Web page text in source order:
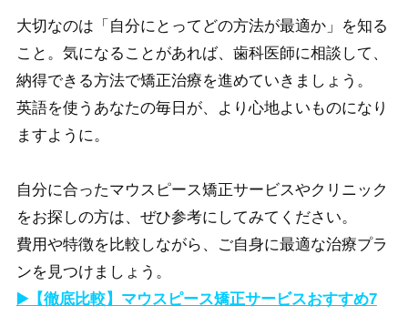
大切なのは「自分にとってどの方法が最適か」を知る
こと。気になることがあれば、歯科医師に相談して、
納得できる方法で矯正治療を進めていきましょう。
英語を使うあなたの毎日が、より心地よいものになり
ますように。
自分に合ったマウスピース矯正サービスやクリニック
をお探しの方は、ぜひ参考にしてみてください。
費用や特徴を比較しながら、ご自身に最適な治療プラ
ンを見つけましょう。
▶️【徹底比較】マウスピース矯正サービスおすすめ7